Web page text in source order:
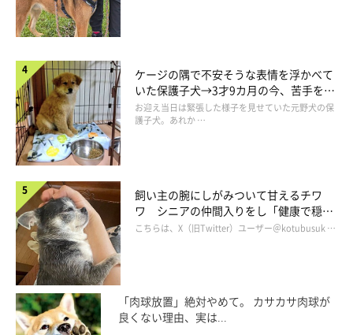
ケージの隅で不安そうな表情を浮かべて
いた保護子犬→3才9カ月の今、苦手を克
服し頼もしいコに成長！
お迎え当日は緊張した様子を見せていた元野犬の保
護子犬。あれか …
飼い主の腕にしがみついて甘えるチワ
ワ シニアの仲間入りをし「健康で穏や
かな暮らしが続いてほしい」と願う
こちらは、X（旧Twitter）ユーザー＠kotubusuk …
「肉球放置」絶対やめて。 カサカサ肉球が
良くない理由、実は...